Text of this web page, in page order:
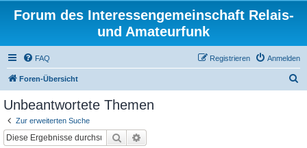
Forum des Interessengemeinschaft Relais-
und Amateurfunk
FAQ Anmelden
Registrieren
Foren-Übersicht
Unbeantwortete Themen
Zur erweiterten Suche
Suche